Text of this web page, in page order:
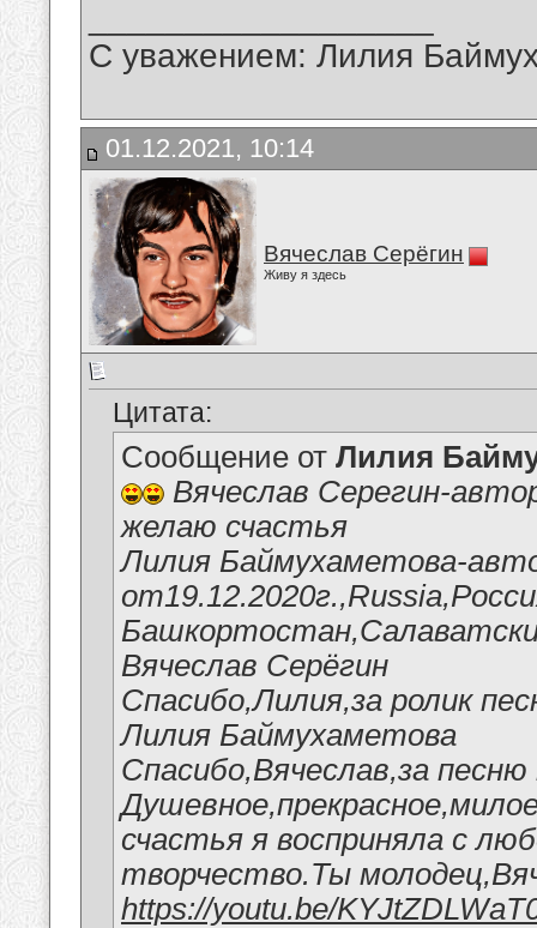
С уважением: Лилия
01.12.2021, 10:14
Вячеслав Серёгин
Живу я здесь
Цитата:
Сообщение от Лилия
Вячеслав Серегин-
желаю счастья
Лилия Баймухаметова-
Вячеслав Серёгин
Спасибо,Лилия,за ролик
Лилия Баймухаметова
Спасибо,Вячеслав,за песню
счастья я восприняла с
творчество.Ты
https://youtu.be/